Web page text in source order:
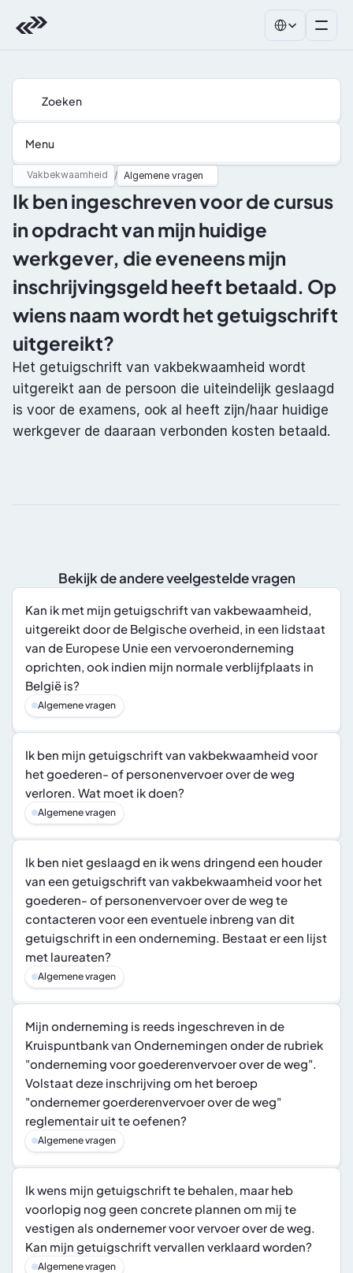
Menu
Zoeken
Vakbekwaamheid / Algemene vragen
Ik ben ingeschreven voor de cursus
in opdracht van mijn huidige
werkgever, die eveneens mijn
inschrijvingsgeld heeft betaald. Op
wiens naam wordt het getuigschrift
uitgereikt?
Het getuigschrift van vakbekwaamheid wordt
uitgereikt aan de persoon die uiteindelijk geslaagd
is voor de examens, ook al heeft zijn/haar huidige
werkgever de daaraan verbonden kosten betaald.
Bekijk de andere veelgestelde vragen
Kan ik met mijn getuigschrift van vakbewaamheid,
uitgereikt door de Belgische overheid, in een lidstaat
van de Europese Unie een vervoeronderneming
oprichten, ook indien mijn normale verblijfplaats in
België is?
Algemene vragen
Ik ben mijn getuigschrift van vakbekwaamheid voor
het goederen- of personenvervoer over de weg
verloren. Wat moet ik doen?
Algemene vragen
Ik ben niet geslaagd en ik wens dringend een houder
van een getuigschrift van vakbekwaamheid voor het
goederen- of personenvervoer over de weg te
contacteren voor een eventuele inbreng van dit
getuigschrift in een onderneming. Bestaat er een lijst
met laureaten?
Algemene vragen
Mijn onderneming is reeds ingeschreven in de
Kruispuntbank van Ondernemingen onder de rubriek
"onderneming voor goederenvervoer over de weg".
Volstaat deze inschrijving om het beroep
"ondernemer goerderenvervoer over de weg"
reglementair uit te oefenen?
Algemene vragen
Ik wens mijn getuigschrift te behalen, maar heb
voorlopig nog geen concrete plannen om mij te
vestigen als ondernemer voor vervoer over de weg.
Kan mijn getuigschrift vervallen verklaard worden?
Algemene vragen